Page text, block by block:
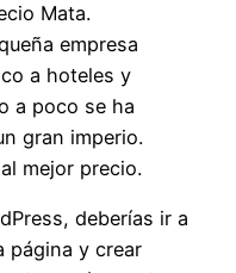
Mata.
empresa
a hoteles y
a poco se ha
gran imperio.
mejor precio.
deberías ir a
página y crear